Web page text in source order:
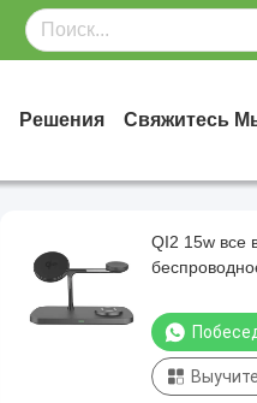
Решения Свяжитесь
QI2 15w все
250G